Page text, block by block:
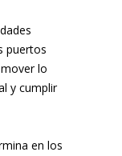
puertos
lo
y cumplir
en los